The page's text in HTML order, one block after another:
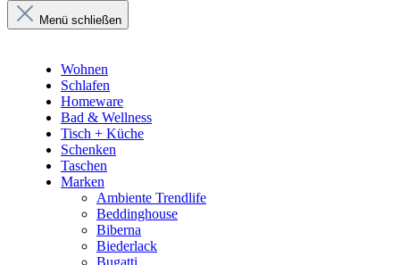
Menü schließen
Wohnen
Schlafen
Homeware
Bad & Wellness
Tisch + Küche
Schenken
Taschen
Marken
Ambiente Trendlife
Beddinghouse
Biberna
Biederlack
Bugatti